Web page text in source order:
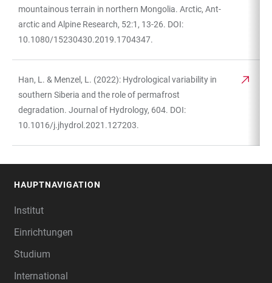
mountainous terrain in northern Mongolia. Arctic, Ant-
arctic and Alpine Research, 52:1, 13-26. DOI:
10.1080/15230430.2019.1704347.
Han, L. & Menzel, L. (2022): Hydrological variability in
southern Siberia and the role of permafrost
degradation. Journal of Hydrology, 604. DOI:
10.1016/j.jhydrol.2021.127203.
HAUPTNAVIGATION
Institut
Einrichtungen
Studium
International